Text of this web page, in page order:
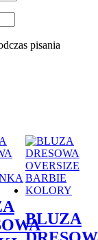
pisania
BLUZA